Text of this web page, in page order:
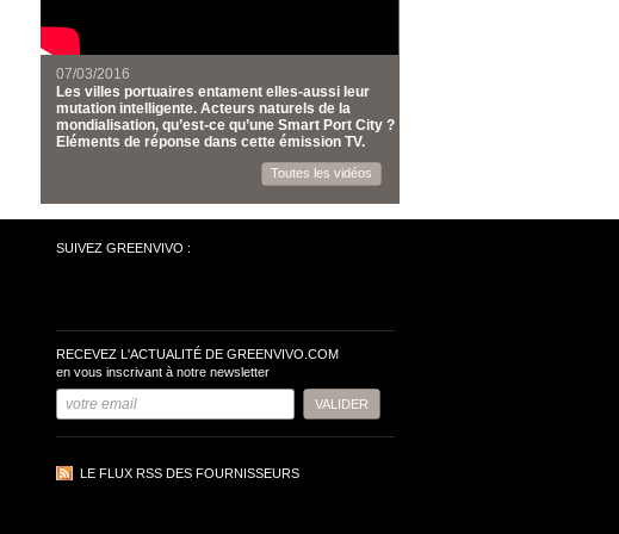
07/03/2016
Les villes portuaires entament elles-aussi leur
mutation intelligente. Acteurs naturels de la
mondialisation, qu’est-ce qu’une Smart Port City ?
Eléments de réponse dans cette émission TV.
Toutes les vidéos
SUIVEZ GREENVIVO :
RECEVEZ L'ACTUALITÉ DE GREENVIVO.COM
en vous inscrivant à notre newsletter
LE FLUX RSS DES FOURNISSEURS